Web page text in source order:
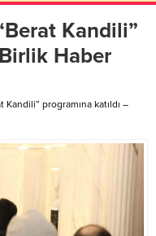
Kandili”
Haber
programına katıldı –